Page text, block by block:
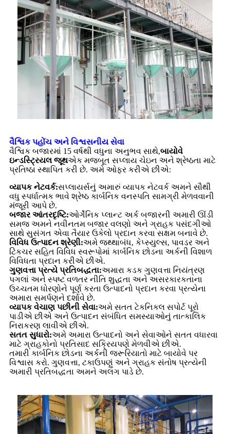
વૈશ્વિક પહોંચ અને વિશ્વસનીય સેવા
વૈશ્વિક બજારમાં 15 વર્ષથી વધુના અનુભવ સાથે,બાયોવે
ઇન્ડસ્ટ્રિયલ જૂથએક મજબૂત સપ્લાય ચેઇન અને શ્રેષ્ઠતા માટે
પ્રતિષ્ઠા સ્થાપિત કરી છે. અમે ઓફર કરીએ છીએ:
વ્યાપક નેટવર્ક:સપ્લાયર્સનું અમારું વ્યાપક નેટવર્ક અમને સૌથી
વધુ સ્પર્ધાત્મક ભાવે શ્રેષ્ઠ કાર્બનિક વનસ્પતિ સામગ્રી મેળવવાની
મંજૂરી આપે છે.
બજાર આંતરદૃષ્ટિ:ઓર્ગેનિક પ્લાન્ટ અર્ક બજારની અમારી ઊંડી
સમજ અમને નવીનતમ બજાર વલણો અને ગ્રાહક પસંદગીઓ
સાથે સુસંગત એવા તૈયાર ઉકેલો પ્રદાન કરવા સક્ષમ બનાવે છે.
વિવિધ ઉત્પાદન શ્રેણી:અમે જથ્થાબંધ, કેપ્સ્યુલ્સ, પાવડર અને
ટિંકચર સહિત વિવિધ સ્વરૂપોમાં કાર્બનિક છોડના અર્કની વિશાળ
વિવિધતા પ્રદાન કરીએ છીએ.
ગુણવત્તા પ્રત્યે પ્રતિબદ્ધતા:અમારા કડક ગુણવત્તા નિયંત્રણ
પગલાં અને સ્પષ્ટ વળતર નીતિ શુદ્ધતા અને અસરકારકતાના
ઉચ્ચતમ ધોરણોને પૂર્ણ કરતા ઉત્પાદનો પ્રદાન કરવા પ્રત્યેના
અમારા સમર્પણને દર્શાવે છે.
વ્યાપક વેચાણ પછીની સેવા:અમે સતત ટેકનિકલ સપોર્ટ પૂરો
પાડીએ છીએ અને ઉત્પાદન સંબંધિત સમસ્યાઓનું તાત્કાલિક
નિરાકરણ લાવીએ છીએ.
સતત સુધારો:અમે અમારા ઉત્પાદનો અને સેવાઓને સતત વધારવા
માટે ગ્રાહકોનો પ્રતિસાદ સક્રિયપણે મેળવીએ છીએ.
તમારી કાર્બનિક છોડના અર્કની જરૂરિયાતો માટે બાયોવે પર
વિશ્વાસ કરો. ગુણવત્તા, ટકાઉપણું અને ગ્રાહક સંતોષ પ્રત્યેની
અમારી પ્રતિબદ્ધતા અમને અલગ પાડે છે.